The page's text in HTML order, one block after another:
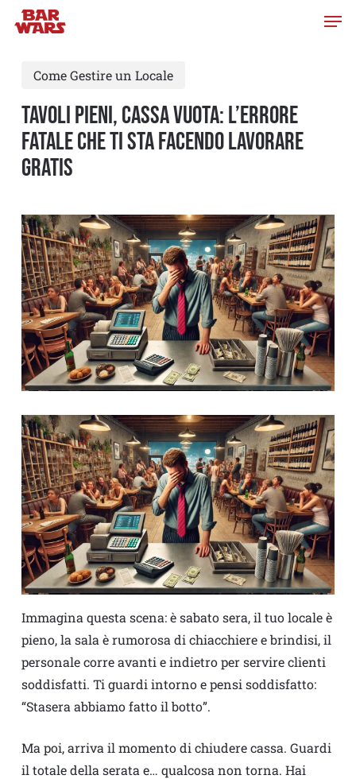
Skip
contentCome Gestire un Locale
Tavoli Pieni, Cassa Vuota: L’errore
fatale che ti sta facendo lavorare
gratis
Immagina questa scena: è sabato sera, il tuo locale è
pieno, la sala è rumorosa di chiacchiere e brindisi, il
personale corre avanti e indietro per servire clienti
soddisfatti. Ti guardi intorno e pensi soddisfatto:
“Stasera abbiamo fatto il botto”.
Ma poi, arriva il momento di chiudere cassa. Guardi
il totale della serata e… qualcosa non torna. Hai